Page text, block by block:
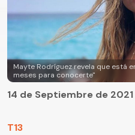
Mayte Rodríguez revela que está
meses para conocerte"
T13
14 de Septiembre de 2021